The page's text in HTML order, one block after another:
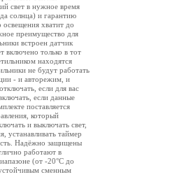
свет в нужное время
солнца) и гарантию
освещения хватит до
преимущество для
встроен датчик
включено только в тот
находятся
не будут работать
- и авторежим, и
если для вас
если данные
поставляется
который
и выключать свет,
устанавливать таймер
Надёжно защищены
работают в
(от -20°C до
сменным